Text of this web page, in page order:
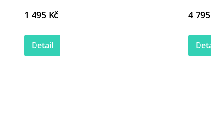
1 495 Kč
Detail
4 795
Detail